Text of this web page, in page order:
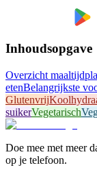
Inhoudsopgave
Overzicht
etenBelangrijkste
Glutenvrij
suikerVegetarisch
Doe mee met meer
op je telefoon.